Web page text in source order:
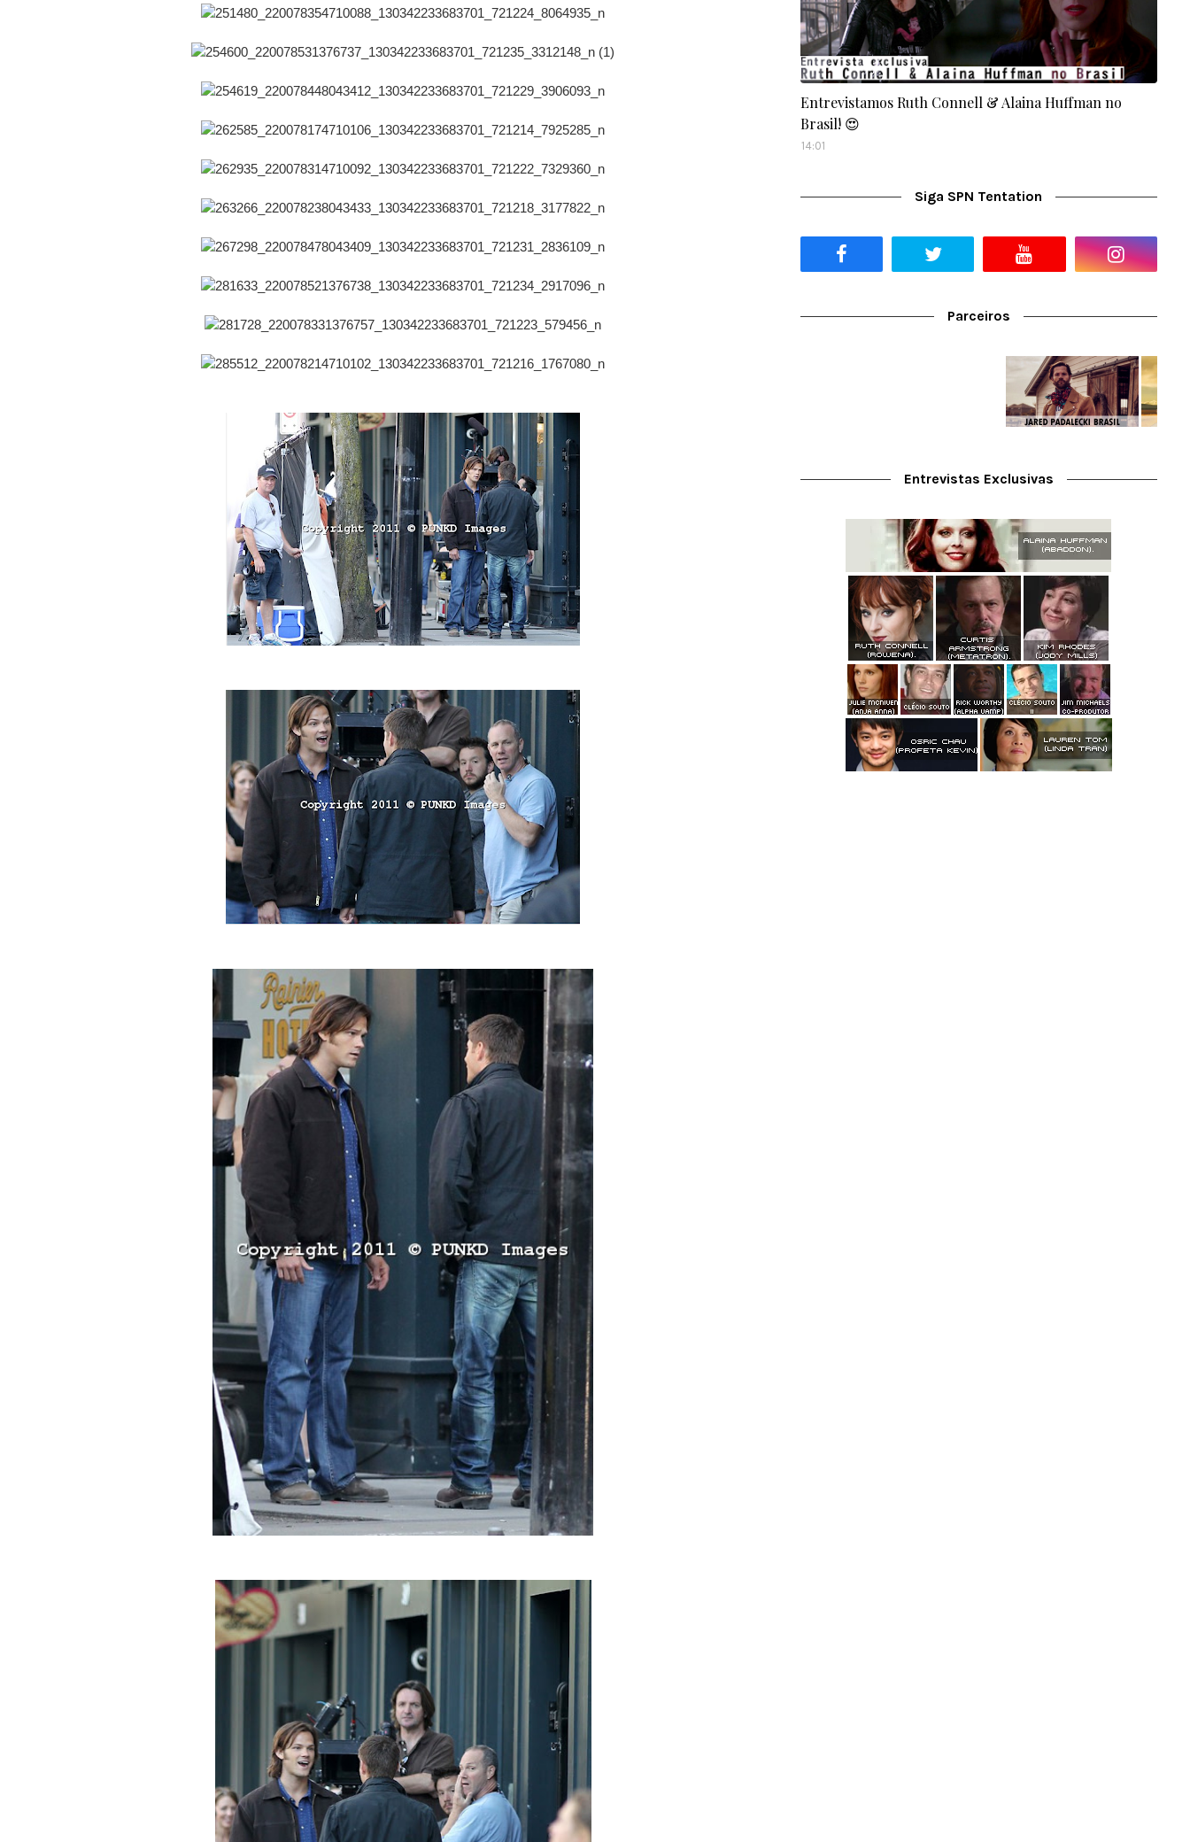
Entrevistamos Ruth Connell & Alaina Huffman no
Brasil! 😍
14:01
Siga SPN Tentation
Parceiros
Entrevistas Exclusivas